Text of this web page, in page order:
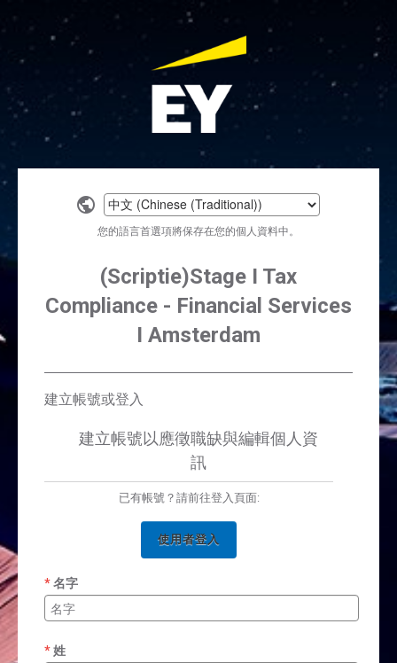
Select
language
您的語言首選項將保存在您的個人資料中。
(Scriptie)Stage I Tax
Compliance - Financial Services
I Amsterdam
建立帳號或登入
建立帳號以應徵職缺與編輯個人資
訊
已有帳號？請前往登入頁面:
使用者登入
名字
姓